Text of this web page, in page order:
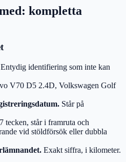
kompletta
Entydig identifiering som inte kan
V70 D5 2.4D, Volkswagen Golf
Står på
tecken, står i framruta och
vid stöldförsök eller dubbla
Exakt siffra, i kilometer.